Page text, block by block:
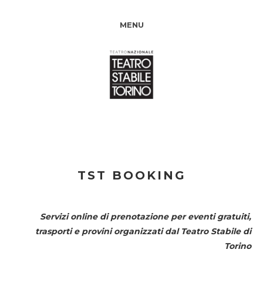
MENU
TST BOOKING
Servizi online di prenotazione per eventi gratuiti,
trasporti e provini organizzati dal Teatro Stabile di
Torino